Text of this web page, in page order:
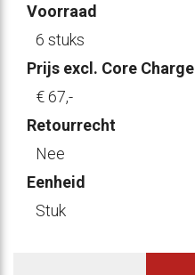
Voorraad
6 stuks
Prijs excl. Core Charge
€ 67,-
Retourrecht
Nee
Eenheid
Stuk